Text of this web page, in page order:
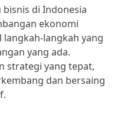
di Indonesia
ekonomi
langkah yang
yang ada.
strategi yang tepat,
dan bersaing